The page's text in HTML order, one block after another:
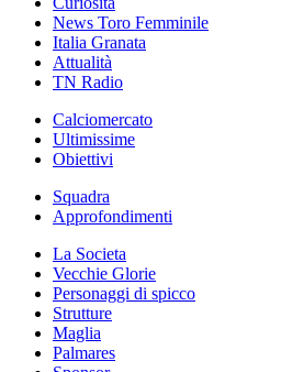
News Toro Femminile
Italia Granata
Attualità
TN Radio
Calciomercato
Ultimissime
Obiettivi
Squadra
Approfondimenti
La Societa
Vecchie Glorie
Personaggi di spicco
Strutture
Maglia
Palmares